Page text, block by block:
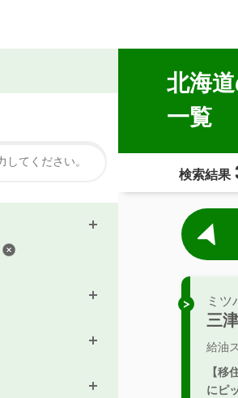
北海
一覧
検索結果
ミ
三
給油
【
にピ